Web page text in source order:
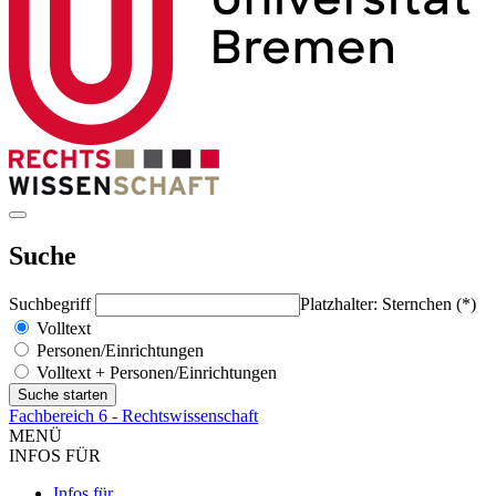
Suche
Suchbegriff
Platzhalter: Sternchen (*)
Volltext
Personen/Einrichtungen
Volltext + Personen/Einrichtungen
Fachbereich 6 - Rechtswissenschaft
MENÜ
INFOS FÜR